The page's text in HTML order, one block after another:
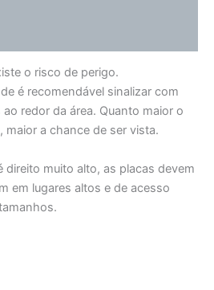
o risco de perigo.
é recomendável sinalizar com
redor da área. Quanto maior o
maior a chance de ser vista.
direito muito alto, as placas devem
em lugares altos e de acesso